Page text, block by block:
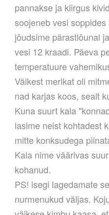
pannakse ja kiirgus
soojeneb vesi
jõudsime pärastlõunal
vesi 12 kraadi. Päeva
temperatuure
Väikest merikat oli
nad karjas koos, sealt
Kuna suurt kala
lasime neist kohtadest
mitte konksudega
Kala nime väärivas
kohanud.
PS! isegi lagedamate
nurmenukud väljas.